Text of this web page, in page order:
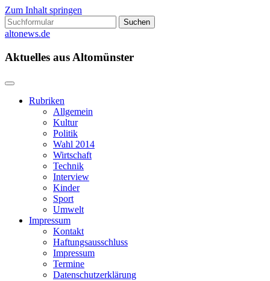
Zum Inhalt springen
Suchen
nach:
altonews.de
Aktuelles aus Altomünster
Rubriken
Allgemein
Kultur
Politik
Wahl 2014
Wirtschaft
Technik
Interview
Kinder
Sport
Umwelt
Impressum
Kontakt
Haftungsausschluss
Impressum
Termine
Datenschutzerklärung